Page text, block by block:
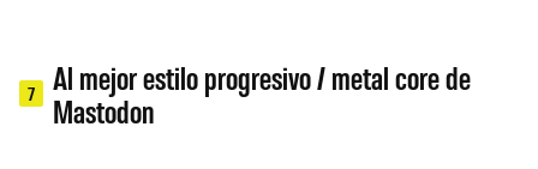
7
Al mejor estilo progresivo / metal core de
Mastodon